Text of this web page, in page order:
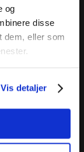
og
disse
dem, eller som
Vis detaljer